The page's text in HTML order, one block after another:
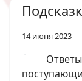
14 июня 2023